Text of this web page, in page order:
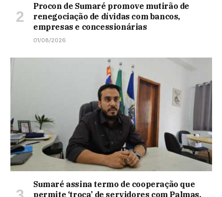
Procon de Sumaré promove mutirão de
renegociação de dívidas com bancos,
empresas e concessionárias
01/08/2026
Sumaré assina termo de cooperação que
permite ‘troca’ de servidores com Palmas,